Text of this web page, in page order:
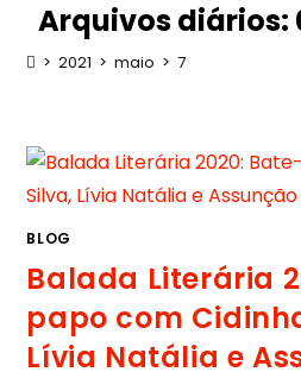
Arquivos diários:
> 2021 > maio > 7
BLOG
Balada Literária
papo com
Lívia Natália e